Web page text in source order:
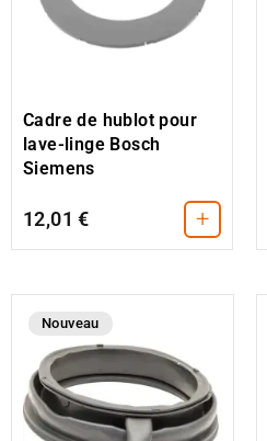
Cadre de hublot pour
lave-linge Bosch
Siemens
12,01 € +
Nouveau